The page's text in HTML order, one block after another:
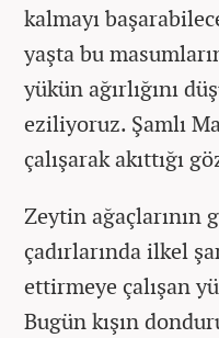
kalmayı
yaşta bu
yükün ağırlığını
eziliyoruz. Şamlı
çalışarak akıttığı
Zeytin ağaçlarının
çadırlarında ilkel
ettirmeye çalışan
Bugün kışın